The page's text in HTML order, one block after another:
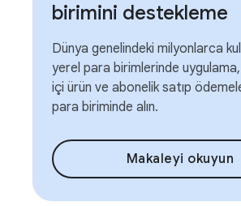
birimini destekleme
Dünya genelindeki milyonlarca
yerel para birimlerinde
içi ürün ve abonelik satıp
para biriminde alın.
Makaleyi okuyun